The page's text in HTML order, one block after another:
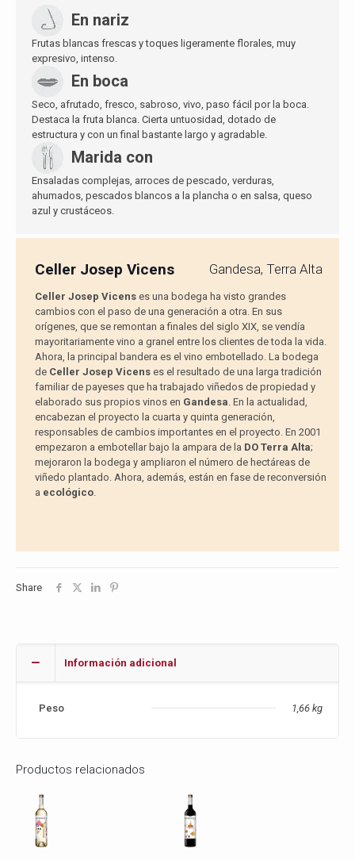
En nariz
Frutas blancas frescas y toques ligeramente florales, muy
expresivo, intenso.
En boca
Seco, afrutado, fresco, sabroso, vivo, paso fácil por la boca.
Destaca la fruta blanca. Cierta untuosidad, dotado de
estructura y con un final bastante largo y agradable.
Marida con
Ensaladas complejas, arroces de pescado, verduras,
ahumados, pescados blancos a la plancha o en salsa, queso
azul y crustáceos.
Celler Josep Vicens Gandesa, Terra Alta
Celler Josep Vicenses una bodega ha visto grandes
cambios con el paso de una generación a otra. En sus
orígenes, que se remontan a finales del siglo XIX, se vendía
mayoritariamente vino a granel entre los clientes de toda la vida.
Ahora, la principal bandera es el vino embotellado. La bodega
de Celler Josep Vicenses el resultado de una larga tradición
familiar de payeses que ha trabajado viñedos de propiedad y
elaborado sus propios vinos en Gandesa. En la actualidad,
encabezan el proyecto la cuarta y quinta generación,
responsables de cambios importantes en el proyecto. En 2001
empezaron a embotellar bajo la ampara de la DO Terra Alta;
mejoraron la bodega y ampliaron el número de hectáreas de
viñedo plantado. Ahora, además, están en fase de reconversión
a ecológico.
Share
Información adicional
Peso 1,66 kg
Productos relacionados